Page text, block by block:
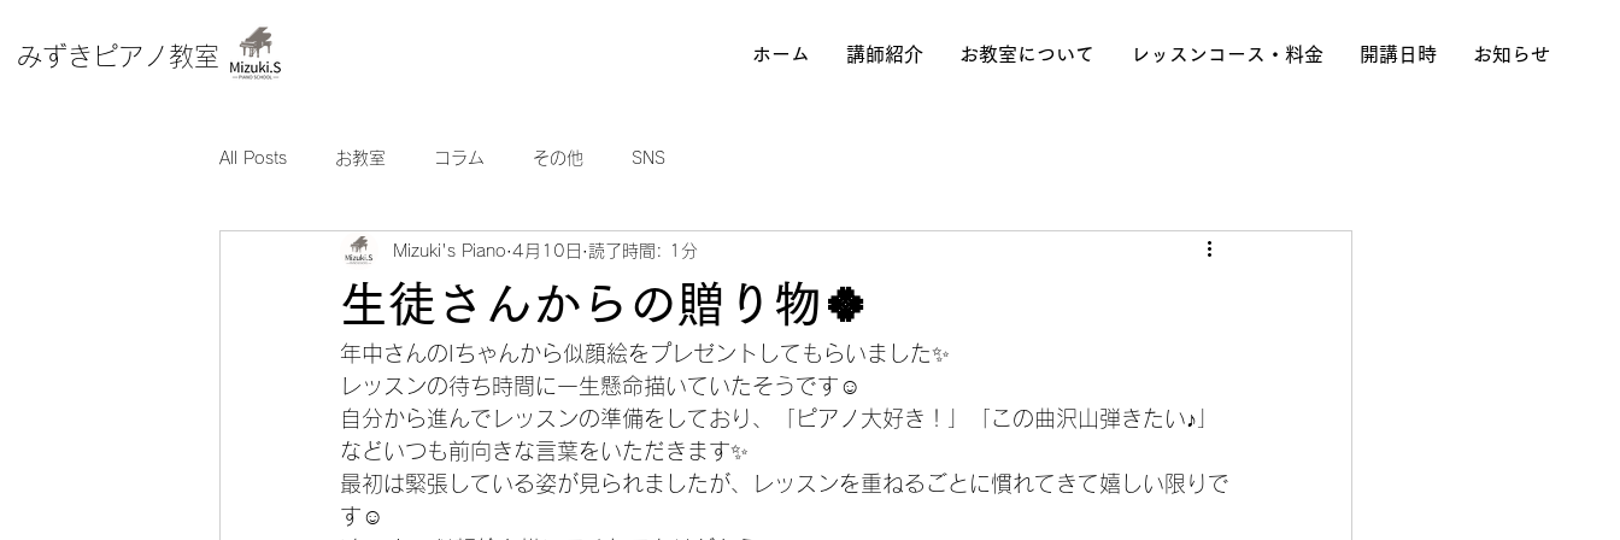
​みずきピアノ教室 ホーム 講師紹介 お教室について レッスンコース・料金 開講日時 お知らせ
All Posts お教室 コラム その他 SNS
生徒さんからの贈り物🍀
Mizuki's Piano 4月10日 読了時間: 1分
年中さんのIちゃんから似顔絵をプレゼントしてもらいました✨
レッスンの待ち時間に一生懸命描いていたそうです☺️
自分から進んでレッスンの準備をしており、「ピアノ大好き！」「この曲沢山弾きたい♪」
などいつも前向きな言葉をいただきます✨
最初は緊張している姿が見られましたが、レッスンを重ねるごとに慣れてきて嬉しい限りで
す☺️